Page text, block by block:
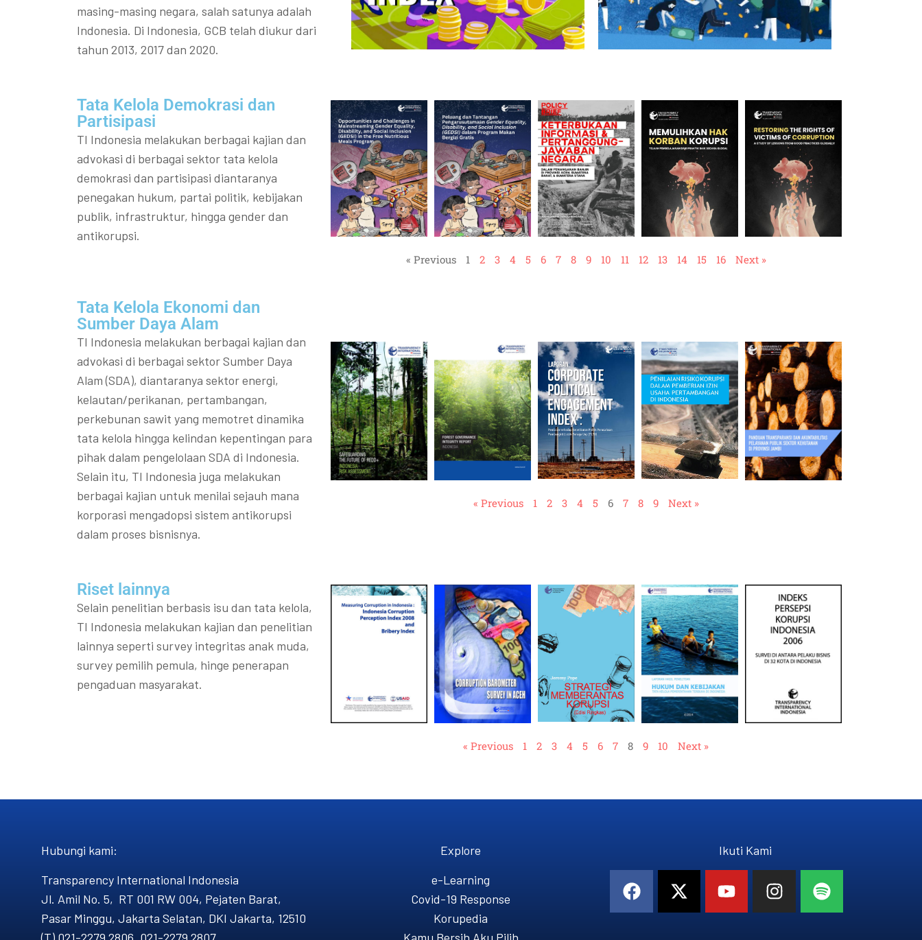
masing-masing negara, salah satunya adalah
Indonesia. Di Indonesia, GCB telah diukur dari
tahun 2013, 2017 dan 2020.
Tata Kelola Demokrasi dan
Partisipasi​
TI Indonesia melakukan berbagai kajian dan
advokasi di berbagai sektor tata kelola
demokrasi dan partisipasi diantaranya
penegakan hukum, partai politik, kebijakan
publik, infrastruktur, hingga gender dan
antikorupsi.
« Previous 1 2 3 4 5 6 7 8 9 10 11 12 13 14 15 16 Next »
Tata Kelola Ekonomi dan
Sumber Daya Alam
TI Indonesia melakukan berbagai kajian dan
advokasi di berbagai sektor Sumber Daya
Alam (SDA), diantaranya sektor energi,
kelautan/perikanan, pertambangan,
perkebunan sawit yang memotret dinamika
tata kelola hingga kelindan kepentingan para
pihak dalam pengelolaan SDA di Indonesia.
Selain itu, TI Indonesia juga melakukan
berbagai kajian untuk menilai sejauh mana
korporasi mengadopsi sistem antikorupsi
dalam proses bisnisnya.
« Previous 1 2 3 4 5 6 7 8 9 Next »
Riset lainnya​​
Selain penelitian berbasis isu dan tata kelola,
TI Indonesia melakukan kajian dan penelitian
lainnya seperti survey integritas anak muda,
survey pemilih pemula, hinge penerapan
pengaduan masyarakat.
« Previous 1 2 3 4 5 6 7 8 9 10 Next »
Hubungi kami​:
Transparency International Indonesia
Jl. Amil No. 5, RT 001 RW 004, Pejaten Barat,
Pasar Minggu, Jakarta Selatan, DKI Jakarta, 12510
Explore
e-Learning
Covid-19 Response
Korupedia
Ikuti Kami